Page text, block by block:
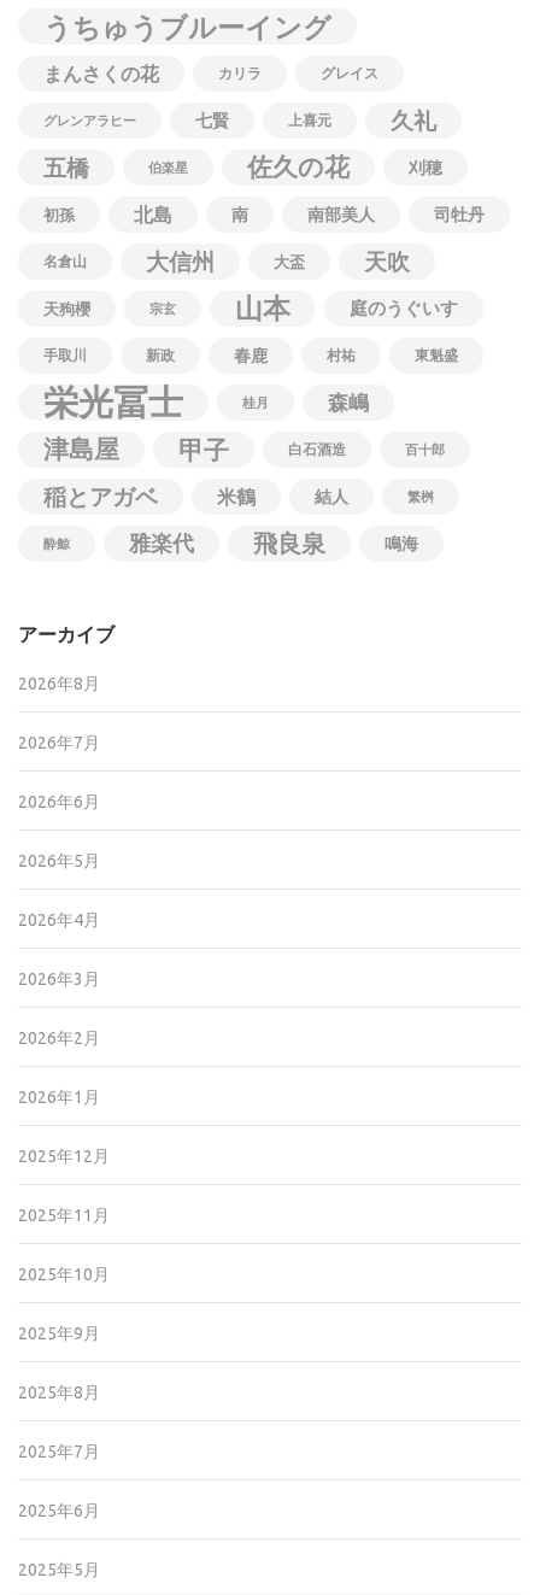
うちゅうブルーイング
まんさくの花 カリラ グレイス
グレンアラヒー 七賢 上喜元
久礼
五橋
伯楽星 佐久の花 刈穂
初孫 北島 南 南部美人 司牡丹
名倉山 大信州 大盃 天吹
天狗櫻 宗玄 山本 庭のうぐいす
手取川 新政 春鹿 村祐 東魁盛
栄光冨士 桂月 森嶋
津島屋 甲子 白石酒造 百十郎
稲とアガベ 米鶴 結人 繁桝
酔鯨 雅楽代 飛良泉 鳴海
アーカイブ
2026年8月
2026年7月
2026年6月
2026年5月
2026年4月
2026年3月
2026年2月
2026年1月
2025年12月
2025年11月
2025年10月
2025年9月
2025年8月
2025年7月
2025年6月
2025年5月